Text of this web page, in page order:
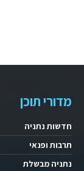
מדורי תוכן
חדשות נתניה
תרבות ופנאי
נתניה מבשלת